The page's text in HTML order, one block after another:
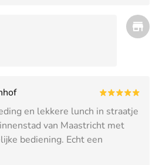
en lekkere lunch in straatje
van Maastricht met
bediening. Echt een